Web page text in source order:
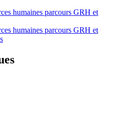
humaines parcours GRH et
humaines parcours GRH et